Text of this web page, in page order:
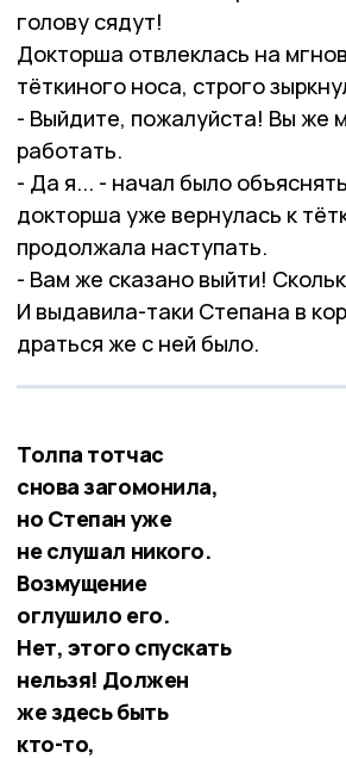
голову сядут!
Докторша отвлеклась на
тёткиного носа, строго
- Выйдите, пожалуйста! Вы же
работать.
- Да я... - начал было
докторша уже вернулась к
продолжала наступать.
- Вам же сказано выйти!
И выдавила-таки Степана в
драться же с ней было.
Толпа тотчас
снова загомонила,
но Степан уже
не слушал никого.
Возмущение
оглушило его.
Нет, этого спускать
нельзя! Должен
же здесь быть
кто-то,